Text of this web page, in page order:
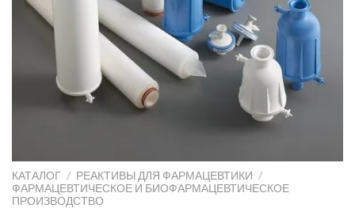
КАТАЛОГ / РЕАКТИВЫ ДЛЯ ФАРМАЦЕВТИКИ /
ФАРМАЦЕВТИЧЕСКОЕ И БИОФАРМАЦЕВТИЧЕСКОЕ
ПРОИЗВОДСТВО